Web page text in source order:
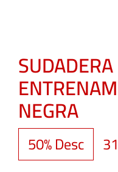
SUDADERA
NEGRA
50% Desc